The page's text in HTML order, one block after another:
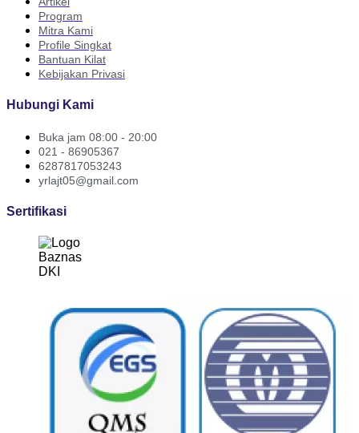
Program
Mitra Kami
Profile Singkat
Bantuan Kilat
Kebijakan Privasi
Hubungi Kami
Buka jam 08:00 - 20:00
021 - 86905367
6287817053243
yrlajt05@gmail.com
Sertifikasi